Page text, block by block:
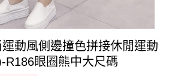
動風側邊撞色拼接休閒運動
R186眼圈熊中大尺碼